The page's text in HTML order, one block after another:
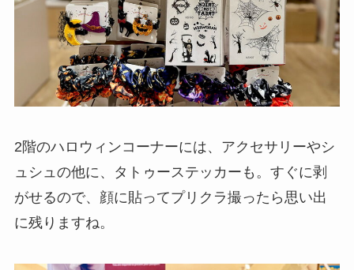
2階のハロウィンコーナーには、アクセサリーやシ
ュシュの他に、タトゥーステッカーも。すぐに剥
がせるので、顔に貼ってプリクラ撮ったら思い出
に残りますね。